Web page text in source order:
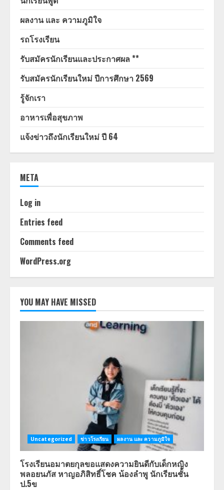
ผลงาน และ ความภูมิใจ
รถโรงเรียน
รับสมัครนักเรียนและประกาศผล **
รับสมัครนักเรียนใหม่ ปีการศึกษา 2569
รู้จักเรา
อาหารเพื่อสุขภาพ
แจ้งข่าวถึงนักเรียนใหม่ ปี 64
META
Log in
Entries feed
Comments feed
WordPress.org
YOU MAY HAVE MISSED
Uncategorized ข่าวโรงเรียน ผลงาน และ ความภูมิใจ
โรงเรียนอมาตยกุลขอแสดงความยินดีกับเด็กหญิง
พลอยนภัส หาญอภิสิทธิ์โชค น้องลำพู นักเรียนชั้น
ป.5ข